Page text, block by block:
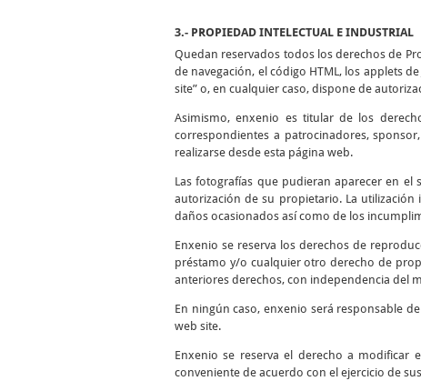
3.- PROPIEDAD INTELECTUAL E INDUSTRIAL
Quedan reservados todos los derechos de
de navegación, el código HTML, los applets
site” o, en cualquier caso, dispone de
Asimismo, enxenio es titular de los
correspondientes a patrocinadores,
realizarse desde esta página web.
Las fotografías que pudieran aparecer en
autorización de su propietario. La
daños ocasionados así como de los
Enxenio se reserva los derechos de
préstamo y/o cualquier otro derecho de
anteriores derechos, con independencia del
En ningún caso, enxenio será responsable
web site.
Enxenio se reserva el derecho a modificar
conveniente de acuerdo con el ejercicio de